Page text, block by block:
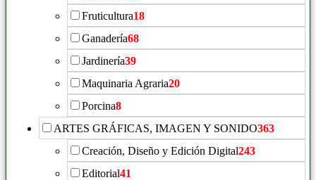
Fruticultura18
Ganadería68
Jardinería39
Maquinaria Agraria20
Porcina8
ARTES GRÁFICAS, IMAGEN Y SONIDO363
Creación, Diseño y Edición Digital243
Editorial41